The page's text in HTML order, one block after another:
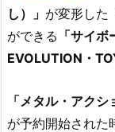
し）」 が変形した
ができる 「サイ
EVOLUTION・
「メタル・アク
が予約開始された